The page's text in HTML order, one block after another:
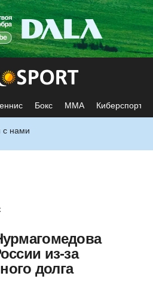
Бокс ММА Киберспорт
с нами
из-за
долга